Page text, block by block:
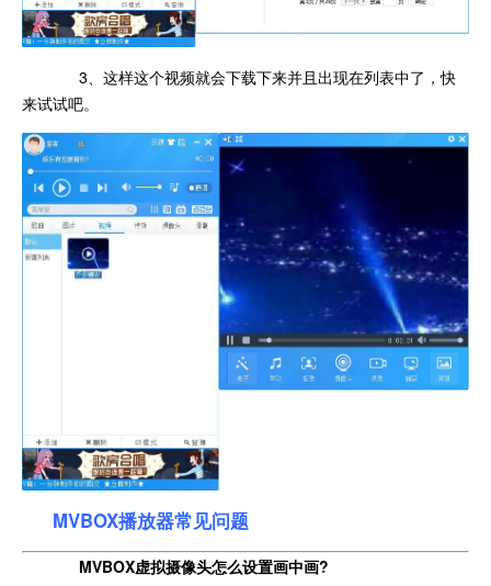
3、这样这个视频就会下载下来并且出现在列表中了，快
来试试吧。
MVBOX播放器常见问题
MVBOX虚拟摄像头怎么设置画中画?